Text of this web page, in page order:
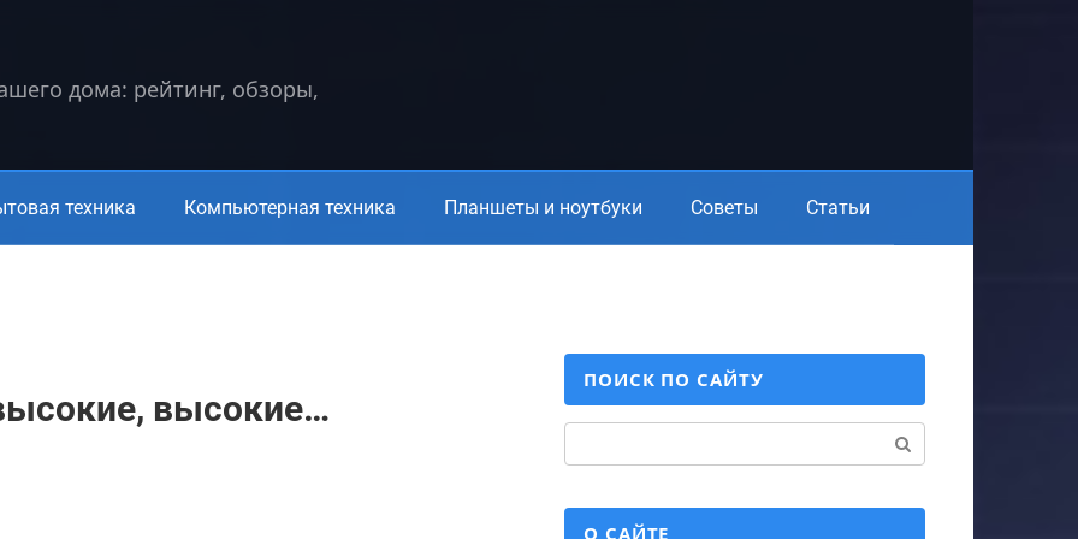
дома: рейтинг, обзоры,
техника Компьютерная техника Планшеты и ноутбуки Советы Статьи
высокие…
ПОИСК ПО САЙТУ
О САЙТЕ